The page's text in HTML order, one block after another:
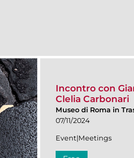
Incontro con
Clelia Carbonari
Museo di Roma in
07/11/2024
Event|Meetings